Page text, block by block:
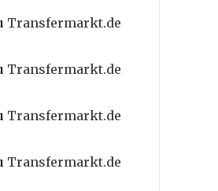
Transfermarkt.de
Transfermarkt.de
Transfermarkt.de
Transfermarkt.de